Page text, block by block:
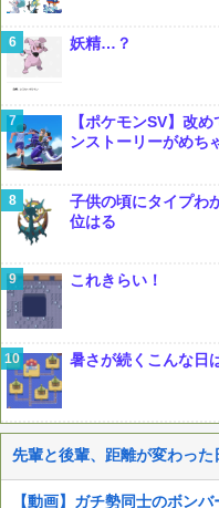
妖精…？
【ポケモンSV】改
ンストーリーがめち
子供の頃にタイプわ
位はる
これきらい！
暑さが続くこんな日
先輩と後輩、距離が変わった